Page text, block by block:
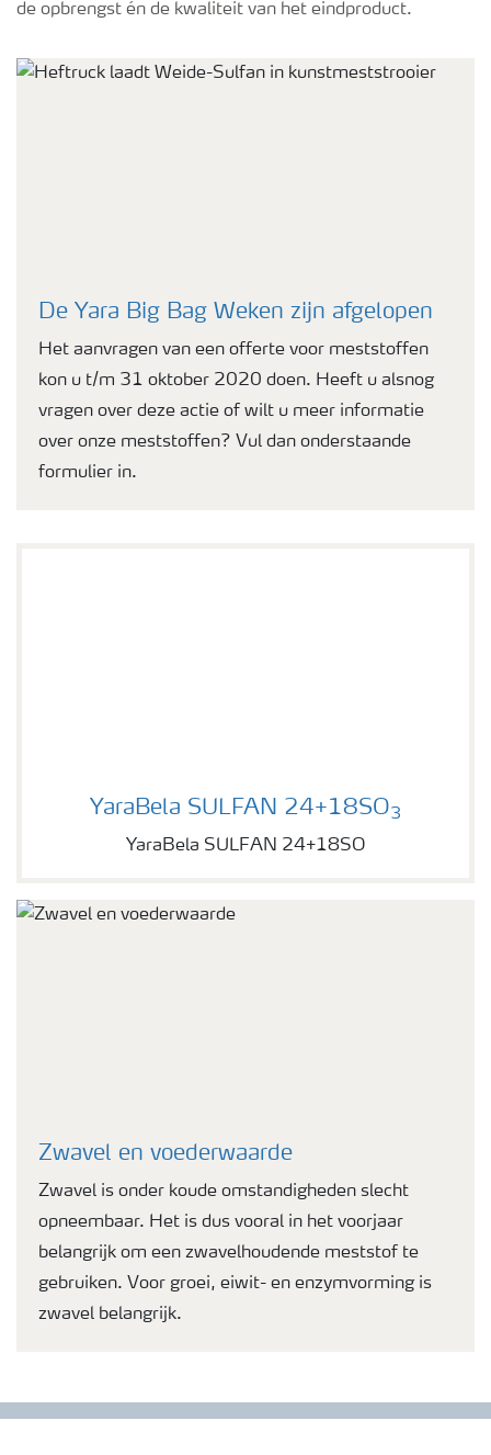
de opbrengst én de kwaliteit van het eindproduct.
De Yara Big Bag Weken zijn afgelopen
Het aanvragen van een offerte voor meststoffen
kon u t/m 31 oktober 2020 doen. Heeft u alsnog
vragen over deze actie of wilt u meer informatie
over onze meststoffen? Vul dan onderstaande
formulier in.
YaraBela SULFAN 24+18SO3
YaraBela SULFAN 24+18SO
Zwavel en voederwaarde
Zwavel is onder koude omstandigheden slecht
opneembaar. Het is dus vooral in het voorjaar
belangrijk om een zwavelhoudende meststof te
gebruiken. Voor groei, eiwit- en enzymvorming is
zwavel belangrijk.